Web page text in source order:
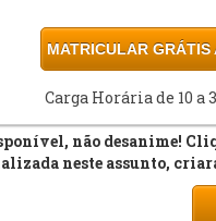
MATRICULAR GRÁTIS
Carga Horária de 10 a
não desanime!
neste assunto,